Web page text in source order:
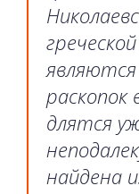
раскопок
длятся
найдена